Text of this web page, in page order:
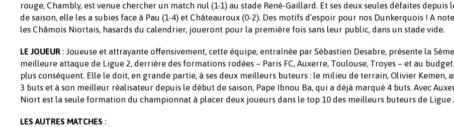
rouge, Chambly, est venue chercher un match nul (1-1) au stade René-Gaillard. Et ses deux seules défaites depuis
de saison, elle les a subies face à Pau (1-4) et Châteauroux (0-2). Des motifs d’espoir pour nos Dunkerquois ! A
les Châmois Niortais, hasards du calendrier, joueront pour la première fois sans leur public, dans un stade vide.
LE JOUEUR : Joueuse et attrayante offensivement, cette équipe, entraînée par Sébastien Desabre, présente la 5ème
meilleure attaque de Ligue 2, derrière des formations rodées – Paris FC, Auxerre, Toulouse, Troyes – et au
plus conséquent. Elle le doit, en grande partie, à ses deux meilleurs buteurs : le milieu de terrain, Olivier Kemen,
3 buts et à son meilleur réalisateur depuis le début de saison, Pape Ibnou Ba, qui a déjà marqué 4 buts. Avec
Niort est la seule formation du championnat à placer deux joueurs dans le top 10 des meilleurs buteurs de Ligue
LES AUTRES MATCHES :